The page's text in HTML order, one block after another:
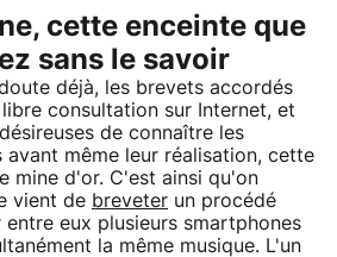
cette enceinte que
sans le savoir
déjà, les brevets accordés
consultation sur Internet, et
de connaître les
avant même leur réalisation, cette
mine d'or. C'est ainsi qu'on
vient de breveter un procédé
eux plusieurs smartphones
la même musique. L'un